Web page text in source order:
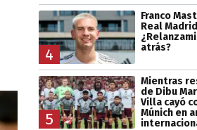
4
Franco
Real
atrás?
5
Mientras
de Dibu
Villa cayó
Múnich en